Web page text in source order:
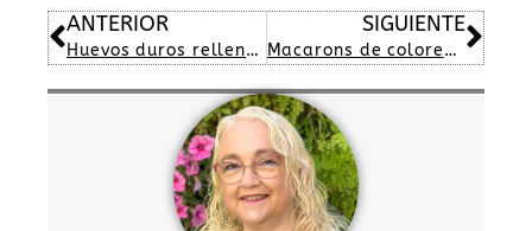
Ant
ANTERIOR
Huevos duros rellenos y rebozados
SIGUIENTE
Macarons de colores paso a paso